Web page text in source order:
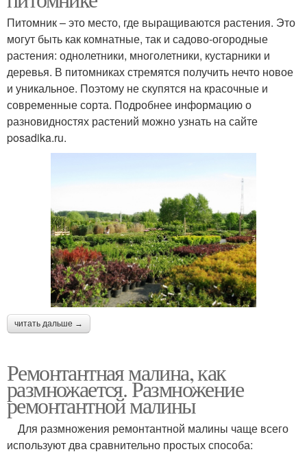
Питомник – это место, где выращиваются растения. Это
могут быть как комнатные, так и садово-огородные
растения: однолетники, многолетники, кустарники и
деревья. В питомниках стремятся получить нечто новое
и уникальное. Поэтому не скупятся на красочные и
современные сорта. Подробнее информацию о
разновидностях растений можно узнать на сайте
posadika.ru.
читать дальше →
Ремонтантная малина, как
размножается. Размножение
ремонтантной малины
Для размножения ремонтантной малины чаще всего
используют два сравнительно простых способа: